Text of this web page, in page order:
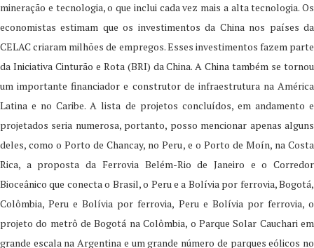
mineração e tecnologia, o que inclui cada vez mais a alta tecnologia. Os
economistas estimam que os investimentos da China nos países da
CELAC criaram milhões de empregos. Esses investimentos fazem parte
da Iniciativa Cinturão e Rota (BRI) da China. A China também se tornou
um importante financiador e construtor de infraestrutura na América
Latina e no Caribe. A lista de projetos concluídos, em andamento e
projetados seria numerosa, portanto, posso mencionar apenas alguns
deles, como o Porto de Chancay, no Peru, e o Porto de Moín, na Costa
Rica, a proposta da Ferrovia Belém-Rio de Janeiro e o Corredor
Bioceânico que conecta o Brasil, o Peru e a Bolívia por ferrovia, Bogotá,
Colômbia, Peru e Bolívia por ferrovia, Peru e Bolívia por ferrovia, o
projeto do metrô de Bogotá na Colômbia, o Parque Solar Cauchari em
grande escala na Argentina e um grande número de parques eólicos no